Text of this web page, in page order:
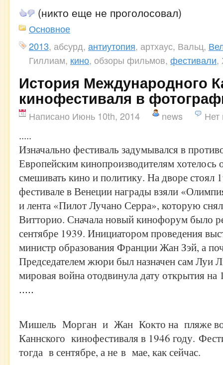
(никто еще не проголосовал)
Основное
2013, абсурд, антиутопия, артхаус, Вальц,
Гиллиам, кино, обзоры фильмов, фестивали,
История Международного
кинофестиваля в
Написано Июнь 10th, 2014 news Нет
.....
Изначально фестиваль задумывался в
Европейским кинопроизводителям хотелось
смешивать кино и политику. На дворе стоял
фестивале в Венеции награды взяли
и лента «Пилот Лучано Серра», которую
Витторио. Сначала новый кинофорум было
сентябре 1939. Инициатором проведения
министр образования Франции Жан Зэй, а
Председателем жюри был назначен сам Луи
мировая война отодвинула дату открытия на
.....
Мишель Морган и Жан Кокто на пляже
Каннского кинофестиваля в 1946 году.
тогда в сентябре, а не в мае, как сейчас.